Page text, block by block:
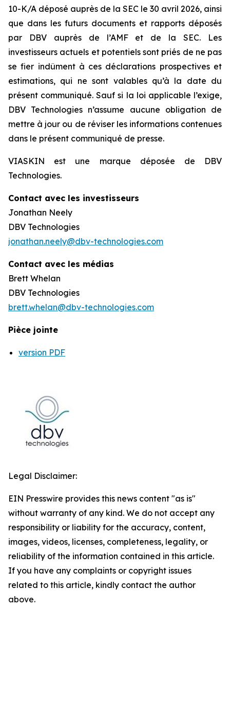
10-K/A déposé auprès de la SEC le 30 avril 2026, ainsi
que dans les futurs documents et rapports déposés
par DBV auprès de l’AMF et de la SEC. Les
investisseurs actuels et potentiels sont priés de ne pas
se fier indûment à ces déclarations prospectives et
estimations, qui ne sont valables qu’à la date du
présent communiqué. Sauf si la loi applicable l’exige,
DBV Technologies n’assume aucune obligation de
mettre à jour ou de réviser les informations contenues
dans le présent communiqué de presse.
VIASKIN est une marque déposée de DBV
Technologies.
Contact avec les investisseurs
Jonathan Neely
DBV Technologies
jonathan.neely@dbv-technologies.com
Contact avec les médias
Brett Whelan
DBV Technologies
brett.whelan@dbv-technologies.com
Pièce jointe
version PDF
Legal Disclaimer:
EIN Presswire provides this news content "as is"
without warranty of any kind. We do not accept any
responsibility or liability for the accuracy, content,
images, videos, licenses, completeness, legality, or
reliability of the information contained in this article.
If you have any complaints or copyright issues
related to this article, kindly contact the author
above.